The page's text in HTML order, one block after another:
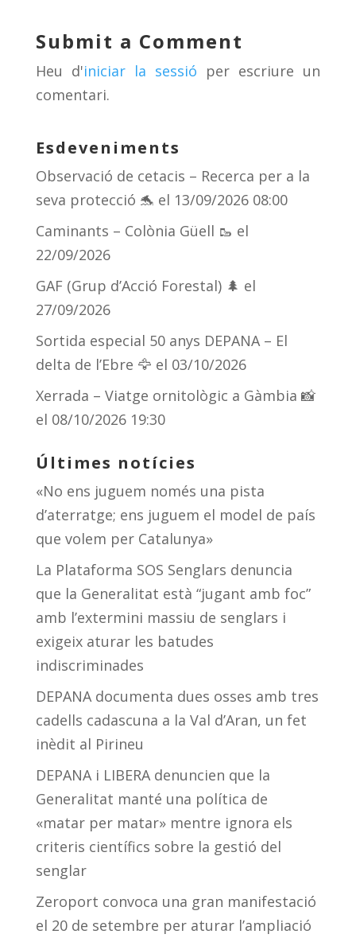
y d
s
a
m
ar
te
ix
Submit a Comment
Heu d'iniciar la sessió per escriure un
comentari.
Esdeveniments
Observació de cetacis – Recerca per a la
seva protecció 🐬 el 13/09/2026 08:00
Caminants – Colònia Güell 🥾 el
22/09/2026
GAF (Grup d’Acció Forestal) 🌲 el
27/09/2026
Sortida especial 50 anys DEPANA – El
delta de l’Ebre 🦅 el 03/10/2026
Xerrada – Viatge ornitològic a Gàmbia 📸
el 08/10/2026 19:30
Últimes notícies
«No ens juguem només una pista
d’aterratge; ens juguem el model de país
que volem per Catalunya»
La Plataforma SOS Senglars denuncia
que la Generalitat està “jugant amb foc”
amb l’extermini massiu de senglars i
exigeix aturar les batudes
indiscriminades
DEPANA documenta dues osses amb tres
cadells cadascuna a la Val d’Aran, un fet
inèdit al Pirineu
DEPANA i LIBERA denuncien que la
Generalitat manté una política de
«matar per matar» mentre ignora els
criteris científics sobre la gestió del
senglar
Zeroport convoca una gran manifestació
el 20 de setembre per aturar l’ampliació